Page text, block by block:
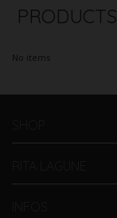
PRODUCTS
No items